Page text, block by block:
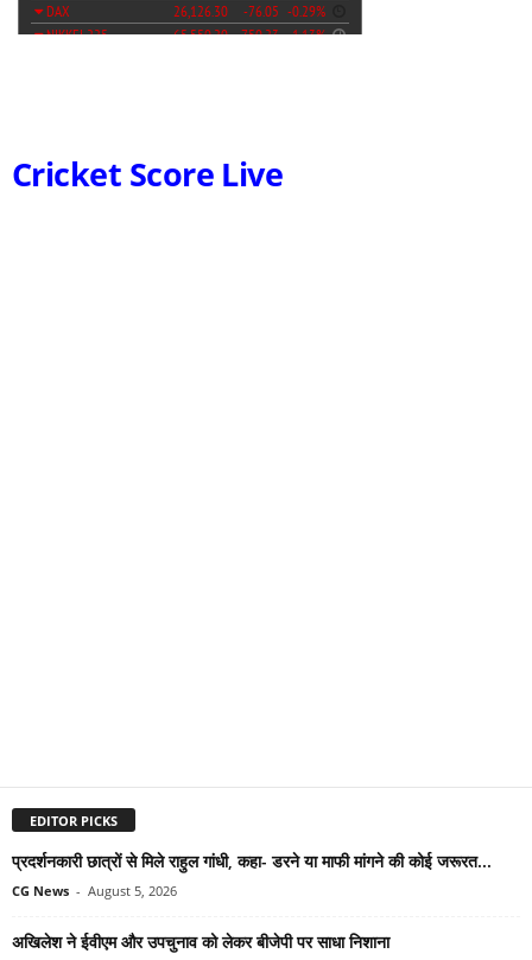
Cricket Score Live
EDITOR PICKS
प्रदर्शनकारी छात्रों से मिले राहुल गांधी, कहा- डरने या माफी मांगने की कोई जरूरत...
CG News - August 5, 2026
अखिलेश ने ईवीएम और उपचुनाव को लेकर बीजेपी पर साधा निशाना